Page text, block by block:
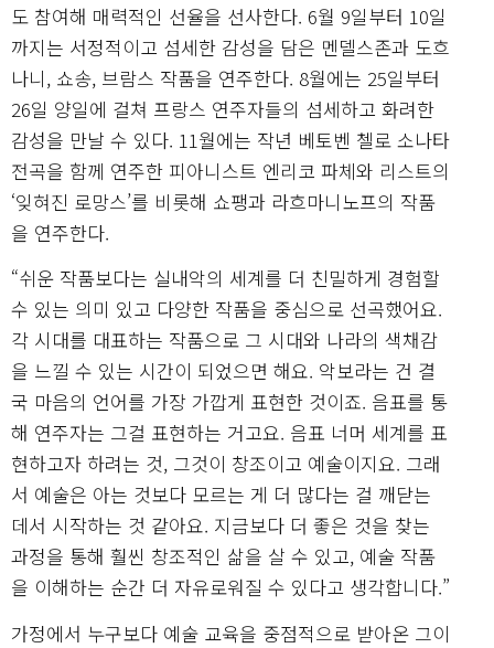
도 참여해 매력적인 선율을 선사한다. 6월 9일부터 10일
까지는 서정적이고 섬세한 감성을 담은 멘델스존과 도흐
나니, 쇼송, 브람스 작품을 연주한다. 8월에는 25일부터
26일 양일에 걸쳐 프랑스 연주자들의 섬세하고 화려한
감성을 만날 수 있다. 11월에는 작년 베토벤 첼로 소나타
전곡을 함께 연주한 피아니스트 엔리코 파체와 리스트의
‘잊혀진 로망스’를 비롯해 쇼팽과 라흐마니노프의 작품
을 연주한다.
“쉬운 작품보다는 실내악의 세계를 더 친밀하게 경험할
수 있는 의미 있고 다양한 작품을 중심으로 선곡했어요.
각 시대를 대표하는 작품으로 그 시대와 나라의 색채감
을 느낄 수 있는 시간이 되었으면 해요. 악보라는 건 결
국 마음의 언어를 가장 가깝게 표현한 것이죠. 음표를 통
해 연주자는 그걸 표현하는 거고요. 음표 너머 세계를 표
현하고자 하려는 것, 그것이 창조이고 예술이지요. 그래
서 예술은 아는 것보다 모르는 게 더 많다는 걸 깨닫는
데서 시작하는 것 같아요. 지금보다 더 좋은 것을 찾는
과정을 통해 훨씬 창조적인 삶을 살 수 있고, 예술 작품
을 이해하는 순간 더 자유로워질 수 있다고 생각합니다.”
가정에서 누구보다 예술 교육을 중점적으로 받아온 그이